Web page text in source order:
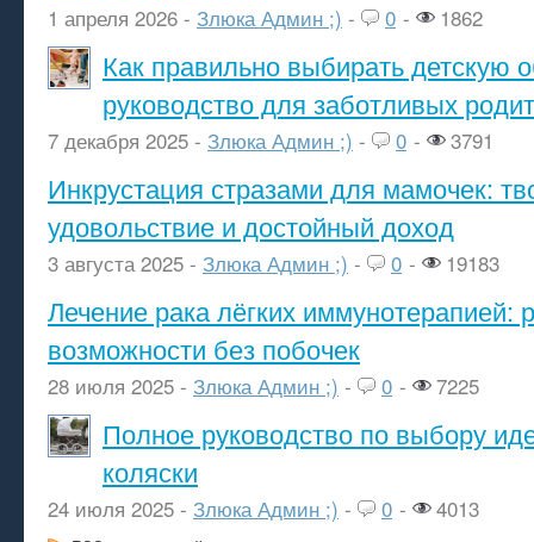
1 апреля 2026 - Злюка Админ ;) - 0 - 1862
Как правильно выбирать детскую
руководство для заботливых
7 декабря 2025 - Злюка Админ ;) - 0 - 3791
Инкрустация стразами для мамочек:
удовольствие и достойный доход
3 августа 2025 - Злюка Админ ;) - 0 - 19183
Лечение рака лёгких иммунотерапией:
возможности без побочек
28 июля 2025 - Злюка Админ ;) - 0 - 7225
Полное руководство по выбору
коляски
24 июля 2025 - Злюка Админ ;) - 0 - 4013